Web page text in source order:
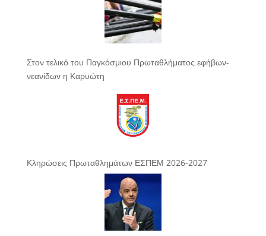
Στον τελικό του Παγκόσμιου Πρωταθλήματος εφήβων-
νεανίδων η Καρυώτη
Κληρώσεις Πρωταθλημάτων ΕΣΠΕΜ 2026-2027